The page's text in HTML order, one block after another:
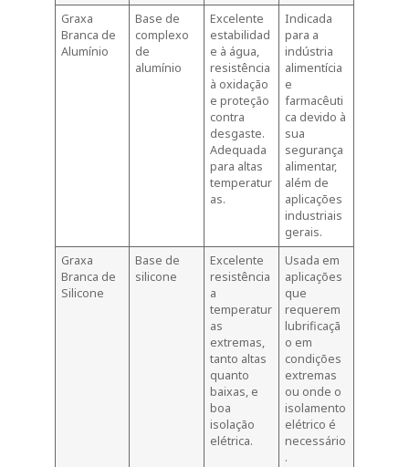
Graxa
Branca de
Alumínio
Base de
complexo
de
alumínio
Excelente
estabilidad
e à água,
resistência
à oxidação
e proteção
contra
desgaste.
Adequada
para altas
temperatur
as.
Indicada
para a
indústria
alimentícia
e
farmacêuti
ca devido à
sua
segurança
alimentar,
além de
aplicações
industriais
gerais.
Graxa
Branca de
Silicone
Base de
silicone
Excelente
resistência
a
temperatur
as
extremas,
tanto altas
quanto
baixas, e
boa
isolação
elétrica.
Usada em
aplicações
que
requerem
lubrificaçã
o em
condições
extremas
ou onde o
isolamento
elétrico é
necessário
.